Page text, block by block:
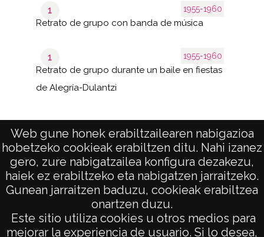
Web gune honek erabiltzailearen nabigazioa
hobetzeko cookieak erabiltzen ditu. Nahi izanez
gero, zure nabigatzailea konfigura dezakezu,
haiek ez erabiltzeko eta nabigatzen jarraitzeko.
Gunean jarraitzen baduzu, cookieak erabiltzea
onartzen duzu.
Este sitio utiliza cookies u otros medios para
mejorar la experiencia de usuario. Si lo desea,
1955-1960
1
Retrato de grupo con banda de música
1955-1960
1
Retrato de grupo durante un baile en fiestas
de Alegría-Dulantzi
de 6
páginas
200
de 215
results
AVISO LEGAL
POLÍTICA DE PRIVACIDAD